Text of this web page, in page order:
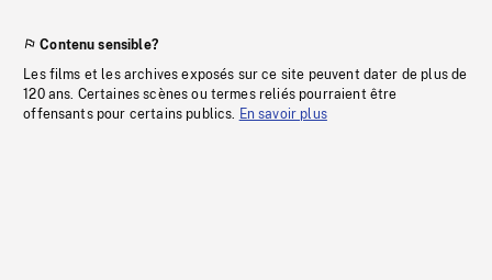
Contenu sensible?
Les films et les archives exposés sur ce site peuvent dater de plus de
120 ans. Certaines scènes ou termes reliés pourraient être
offensants pour certains publics. En savoir plus